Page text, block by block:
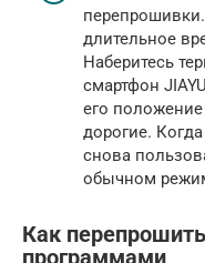
длительное
Наберитесь
смартфон
его положение
дорогие.
снова
обычном
Как